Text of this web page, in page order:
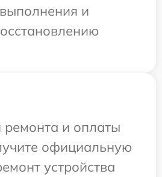
и
и оплаты
официальную
устройства